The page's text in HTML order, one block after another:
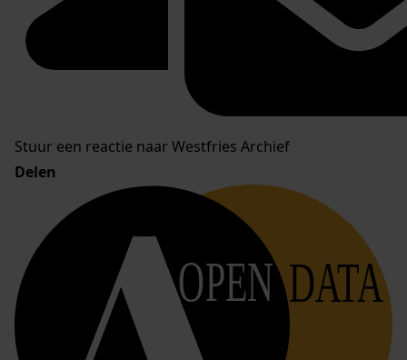
Stuur een reactie naar Westfries Archief
Delen
OPEN DATA